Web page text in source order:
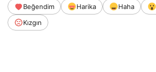
Beğendim Harika Haha
Kızgın